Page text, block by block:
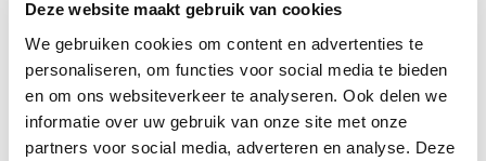
Deze website maakt gebruik van cookies
We gebruiken cookies om content en advertenties te
personaliseren, om functies voor social media te bieden
en om ons websiteverkeer te analyseren. Ook delen we
informatie over uw gebruik van onze site met onze
partners voor social media, adverteren en analyse. Deze